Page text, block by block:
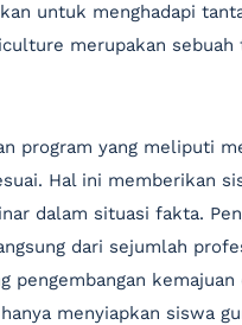
untuk menghadapi
merupakan sebuah
program yang meliputi
Hal ini memberikan
dalam situasi fakta.
dari sejumlah
pengembangan kemajuan
menyiapkan siswa